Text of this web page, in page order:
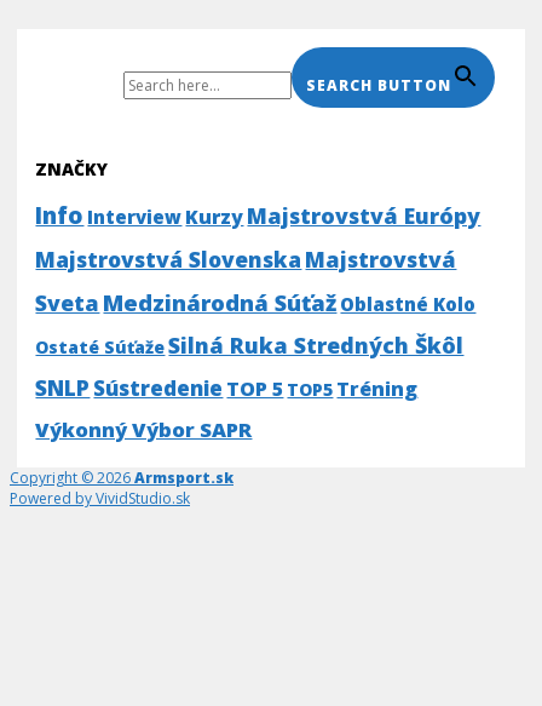
SEARCH BUTTON
ZNAČKY
Info Interview KurzyMajstrovstvá Európy
Majstrovstvá Slovenska Majstrovstvá
Sveta Medzinárodná Súťaž Oblastné Kolo
Ostaté SúťažeSilná Ruka Stredných Škôl
SNLP Sústredenie TOP 5 TOP5 Tréning
Výkonný Výbor SAPR
Copyright © 2026Armsport.sk
Powered by VividStudio.sk